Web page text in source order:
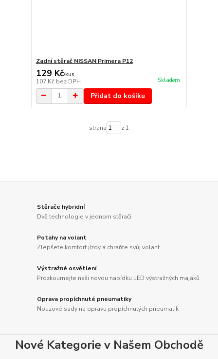
Zadní stěrač NISSAN Primera P12
129 Kč/kus
107 Kč bez DPH Skladem
Přidat do košíku
strana z 1
Stěrače hybridní
Dvě technologie v jednom stěrači
Potahy na volant
Zlepšete komfort jízdy a chraňte svůj volant
Výstražné osvětlení
Prozkoumejte naši novou nabídku LED výstražných majáků
Oprava propíchnuté pneumatiky
Nouzové sady na opravu propíchnutých pneumatik
Nové Kategorie v Našem Obchodě